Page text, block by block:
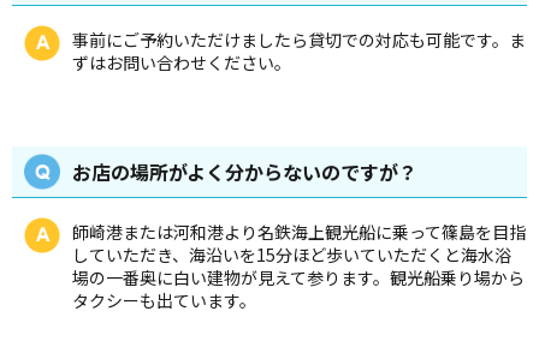
事前にご予約いただけましたら貸切での対応も可能です。ま
ずはお問い合わせください。
お店の場所がよく分からないのですが？
師崎港または河和港より名鉄海上観光船に乗って篠島を目指
していただき、海沿いを15分ほど歩いていただくと海水浴
場の一番奥に白い建物が見えて参ります。観光船乗り場から
タクシーも出ています。